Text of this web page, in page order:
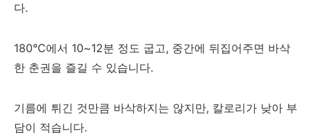
다.
180°C에서 10~12분 정도 굽고, 중간에 뒤집어주면 바삭
한 춘권을 즐길 수 있습니다.
기름에 튀긴 것만큼 바삭하지는 않지만, 칼로리가 낮아 부
담이 적습니다.